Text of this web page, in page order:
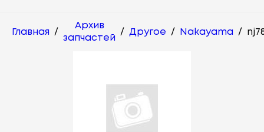
Главная /
Архив
запчастей
/ Другое / Nakayama /